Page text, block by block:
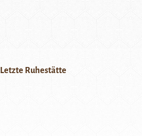
Letzte Ruhestätte